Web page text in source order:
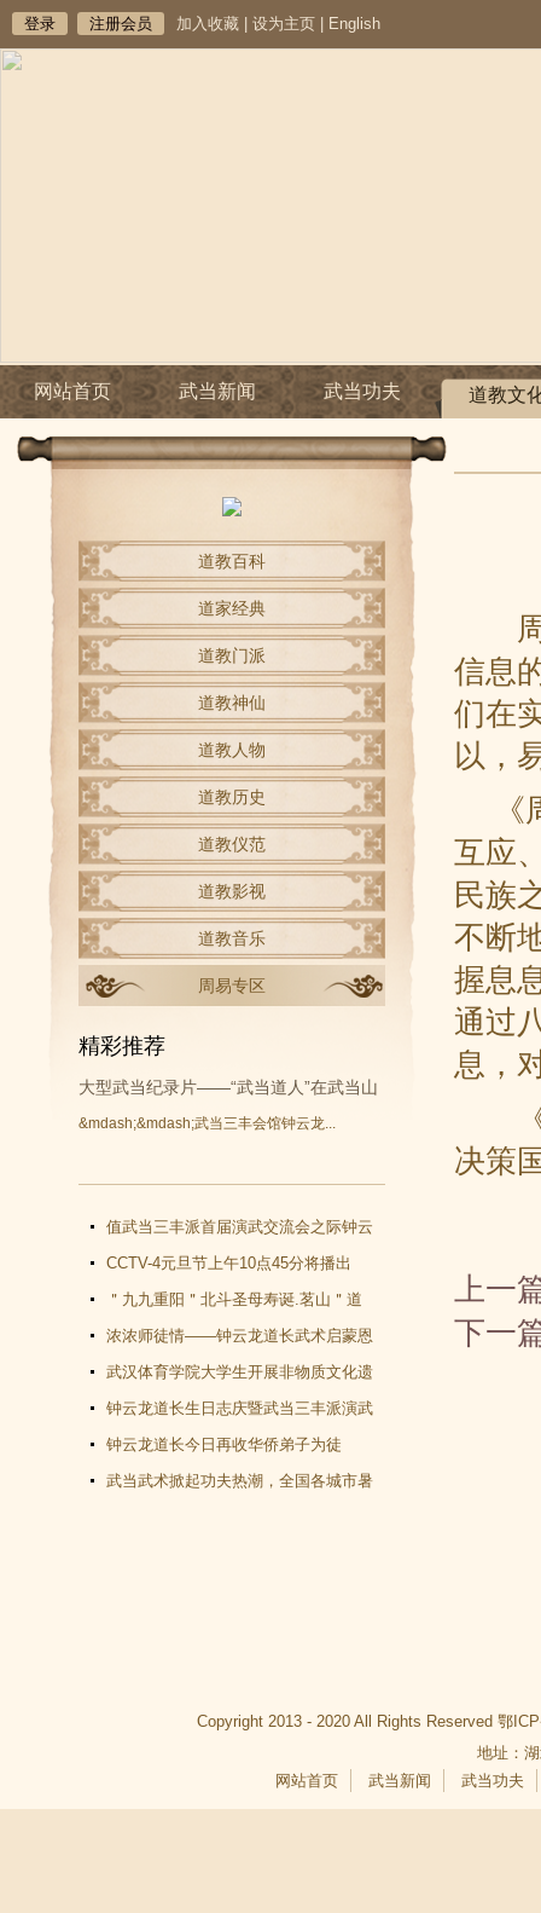
登录 注册会员 加入收藏 设为主页 English
网站首页 武当新闻 武当功夫 道教文
道教百科
道家经典
道教门派
道教神仙
道教人物
道教历史
道教仪范
道教影视
道教音乐
周易专区
精彩推荐
大型武当纪录片——“武当道人”在武当山
&mdash;&mdash;武当三丰会馆钟云龙...
值武当三丰派首届演武交流会之际钟云
龙道长再收新徒
CCTV-4元旦节上午10点45分将播出
《武当功夫传人 钟云龙》纪录片
＂九九重阳＂北斗圣母寿诞.茗山＂道
教文化＂汇演圆满谢幕
浓浓师徒情——钟云龙道长武术启蒙恩
师千里赴武当会面
武汉体育学院大学生开展非物质文化遗
产（武当武术）调查活动
钟云龙道长生日志庆暨武当三丰派演武
交流大会成功举办
钟云龙道长今日再收华侨弟子为徒
武当武术掀起功夫热潮，全国各城市暑
周
信息
们在
以，
《
互应
民族
不断
握息
通过
息，
《
决策
上一
下一
Copyright 2013 - 2020 All Rights Reserved 鄂
地址：
网站首页
武当新闻 武当功夫